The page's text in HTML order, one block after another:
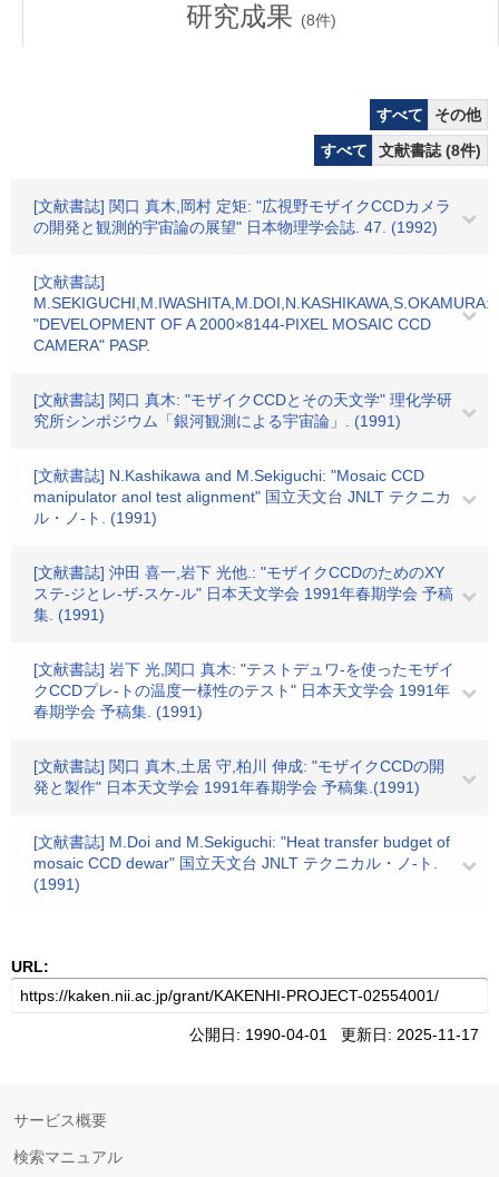
研究成果 (8件)
すべて
その他
すべて
文献書誌 (8件)
[文献書誌] 関口 真木,岡村 定矩: "広視野モザイクCCDカメラ
の開発と観測的宇宙論の展望" 日本物理学会誌. 47. (1992)
[文献書誌]
M.SEKIGUCHI,M.IWASHITA,M.DOI,N.KASHIKAWA,S.OKAMURA:
"DEVELOPMENT OF A 2000×8144-PIXEL MOSAIC CCD
CAMERA" PASP.
[文献書誌] 関口 真木: "モザイクCCDとその天文学" 理化学研
究所シンポジウム「銀河観測による宇宙論」. (1991)
[文献書誌] N.Kashikawa and M.Sekiguchi: "Mosaic CCD
manipulator anol test alignment" 国立天文台 JNLT テクニカ
ル・ノ-ト. (1991)
[文献書誌] 沖田 喜一,岩下 光他.: "モザイクCCDのためのXY
ステ-ジとレ-ザ-スケ-ル" 日本天文学会 1991年春期学会 予稿
集. (1991)
[文献書誌] 岩下 光,関口 真木: "テストデュワ-を使ったモザイ
クCCDプレ-トの温度一様性のテスト" 日本天文学会 1991年
春期学会 予稿集. (1991)
[文献書誌] 関口 真木,土居 守,柏川 伸成: "モザイクCCDの開
発と製作" 日本天文学会 1991年春期学会 予稿集.(1991)
[文献書誌] M.Doi and M.Sekiguchi: "Heat transfer budget of
mosaic CCD dewar" 国立天文台 JNLT テクニカル・ノ-ト.
(1991)
URL:
公開日: 1990-04-01 更新日: 2025-11-17
サービス概要
検索マニュアル